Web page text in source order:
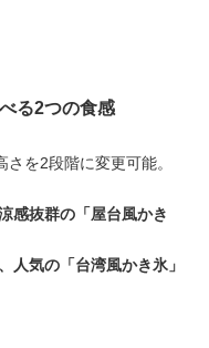
る2つの食感
を2段階に変更可能。
感抜群の「屋台風かき
人気の「台湾風かき氷」